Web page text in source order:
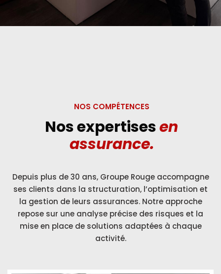
NOS COMPÉTENCES
Nos expertisesen
assurance.
Depuis plus de 30 ans, Groupe Rouge accompagne
ses clients dans la structuration, l’optimisation et
la gestion de leurs assurances. Notre approche
repose sur une analyse précise des risques et la
mise en place de solutions adaptées à chaque
activité.